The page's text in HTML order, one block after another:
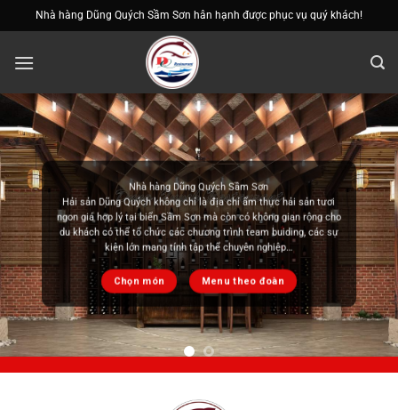
qua
nội
Nhà hàng Dũng Quých Sầm Sơn hân hạnh được phục vụ quý khách!
Ẩm thực việt nam
Không gì tuyệt vời bằng thưởng thức ẩm thực Việt Nam cùng gia
đình và người thân. Chúng tôi cung cấp các món lẩu chuẩn vị ẩm
thực Việt Nam mang đến cảm giác quen thuộc nhưng cực kỳ đặc
sắc cho bạn thưởng thức